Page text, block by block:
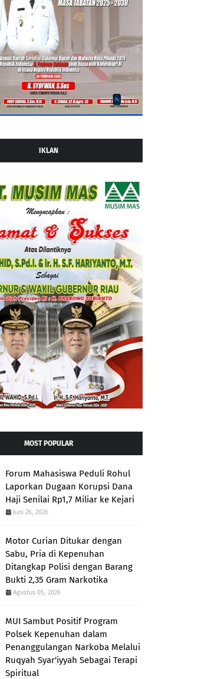
IKLAN
MOST POPULAR
Forum Mahasiswa Peduli Rohul
Laporkan Dugaan Korupsi Dana
Haji Senilai Rp1,7 Miliar ke Kejari
Juni 26, 2026
Motor Curian Ditukar dengan
Sabu, Pria di Kepenuhan
Ditangkap Polisi dengan Barang
Bukti 2,35 Gram Narkotika
Agustus 05, 2026
MUI Sambut Positif Program
Polsek Kepenuhan dalam
Penanggulangan Narkoba Melalui
Ruqyah Syar'iyyah Sebagai Terapi
Spiritual